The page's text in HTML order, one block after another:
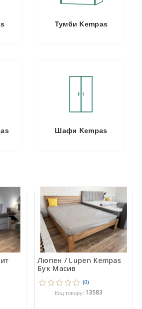
Тумби Kempas
Шафи Kempas
Люпен / Lupen Kempas
Бук Масив
(0)
Код товару: 13583